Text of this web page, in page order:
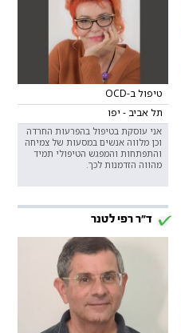
טיפול ב-OCD
תל אביב - יפו
אני עוסקת בטיפול בהפרעות החרדה
וכן מלווה אנשים במסעות של צמיחה
והתפתחות והמפגש הטיפולי תמיד
מהווה הזדמנות לכך.
ד"ר רפי לטנר